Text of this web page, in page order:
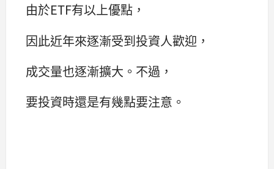
由於ETF有以上優點，
因此近年來逐漸受到投資人歡迎，
成交量也逐漸擴大。不過，
要投資時還是有幾點要注意。